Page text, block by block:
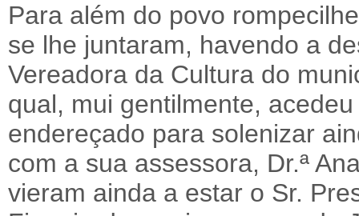
Para além do povo
se lhe juntaram, havendo a
Vereadora da Cultura do
qual, mui gentilmente,
endereçado para solenizar
com a sua assessora, Dr.ª
vieram ainda a estar o Sr.